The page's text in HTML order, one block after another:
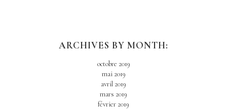
ARCHIVES BY MONTH:
octobre 2019
mai 2019
avril 2019
mars 2019
février 2019